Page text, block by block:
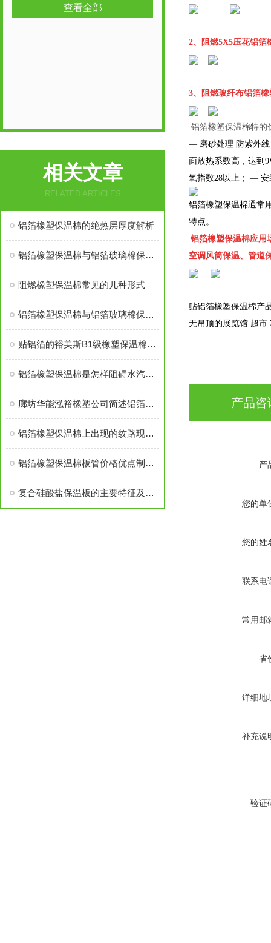
查看全部
相关文章
RELATED ARTICLES
铝箔橡塑保温棉的绝热层厚度解析
铝箔橡塑保温棉与铝箔玻璃棉保温棉哪个贵
阻燃橡塑保温棉常见的几种形式
铝箔橡塑保温棉与铝箔玻璃棉保温棉哪个价格高
贴铝箔的裕美斯B1级橡塑保温棉优点技术指标
铝箔橡塑保温棉是怎样阻碍水汽渗入的？
廊坊华能泓裕橡塑公司简述铝箔橡塑保温棉主要分类及性能优点
铝箔橡塑保温棉上出现的纹路现象探讨
铝箔橡塑保温棉板管价格优点制作工艺
复合硅酸盐保温板的主要特征及一般性质解析
2、阻燃5X5压花铝
3、阻燃玻纤布铝箔
铝箔橡塑保温棉特
— 磨砂处理 防紫外
面放热系数高，达到
氧指数28以上； — 安
铝箔橡塑保温棉通常
特点。
铝箔橡塑保温棉应用
空调风筒保温、管
贴铝箔橡塑保温棉产
无吊顶的展览馆 超
产品咨
产
您的单
您的姓
联系电
常用邮
省
详细地
补充说
验证